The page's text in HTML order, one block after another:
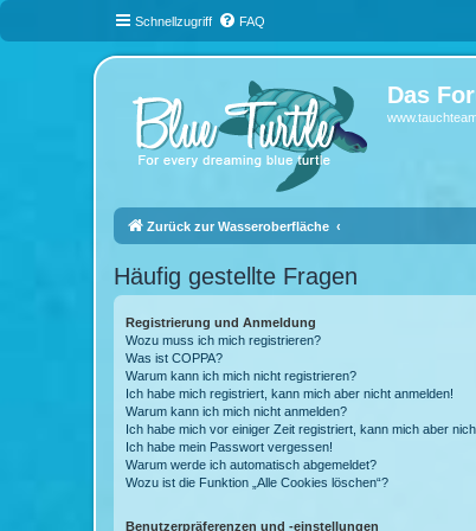
Schnellzugriff FAQ
Das
Zurück zur Wasseroberfläche
Häufig gestellte Fragen
Registrierung und Anmeldung
Wozu muss ich mich registrieren?
Was ist COPPA?
Warum kann ich mich nicht registrieren?
Ich habe mich registriert, kann mich aber nicht anmelden!
Warum kann ich mich nicht anmelden?
Ich habe mich vor einiger Zeit registriert, kann mich aber
Ich habe mein Passwort vergessen!
Warum werde ich automatisch abgemeldet?
Wozu ist die Funktion „Alle Cookies löschen“?
Benutzerpräferenzen und -einstellungen